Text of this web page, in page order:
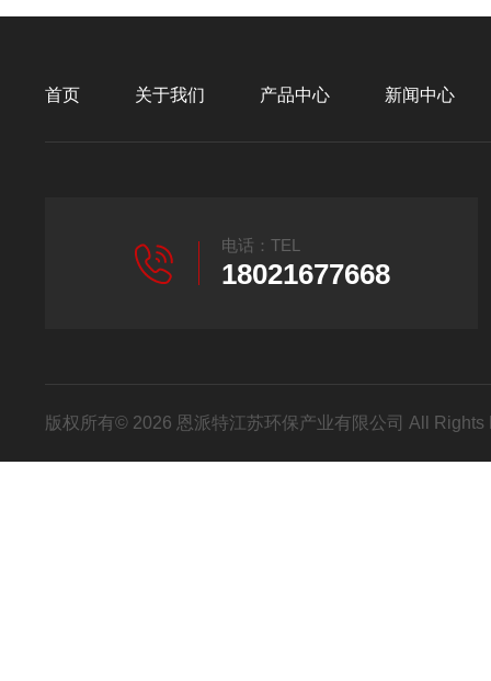
首页 关于我们 产品中心 新闻中心
电话：TEL
18021677668
版权所有© 2026 恩派特江苏环保产业有限公司 All